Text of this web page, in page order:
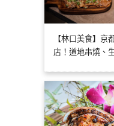
【林口美食】京
店！道地串燒、